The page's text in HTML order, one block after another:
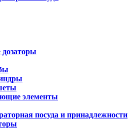
элементы
посуда и принадлежности